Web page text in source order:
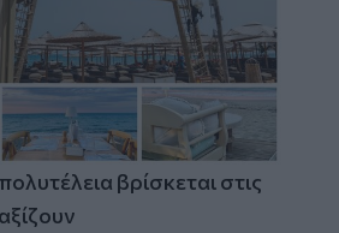
βρίσκεται στις